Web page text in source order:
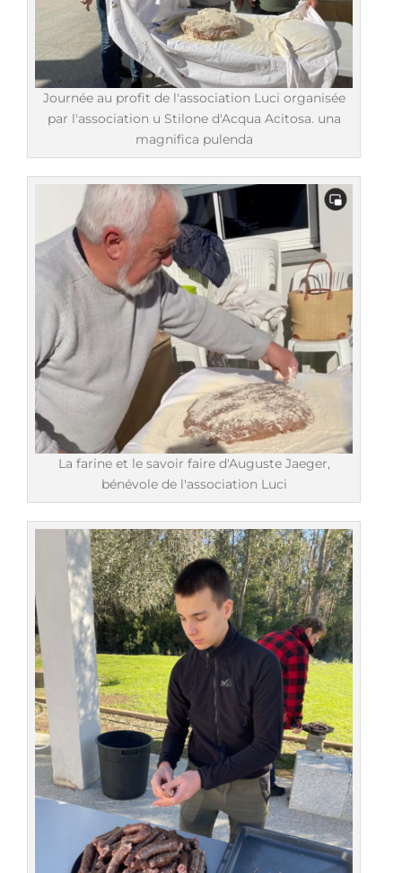
Journée au profit de l'association Luci organisée
par l'association u Stilone d'Acqua Acitosa. una
magnifica pulenda
La farine et le savoir faire d'Auguste Jaeger,
bénévole de l'association Luci